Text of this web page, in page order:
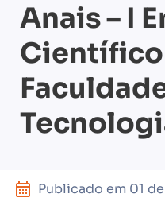
Anais – I
Publicado em 01